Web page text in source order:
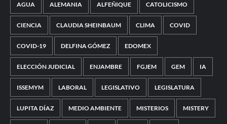
AGUA ALEMANIA ALFEÑIQUE CATOLICISMO
CIENCIA CLAUDIA SHEINBAUM CLIMA COVID
COVID-19 DELFINA GÓMEZ EDOMEX
ELECCIÓN JUDICIAL ENJAMBRE FGJEM GEM IA
ISSEMYM LABORAL LEGISLATIVO LEGISLATURA
LUPITA DÍAZ MEDIO AMBIENTE MISTERIOS MISTERY